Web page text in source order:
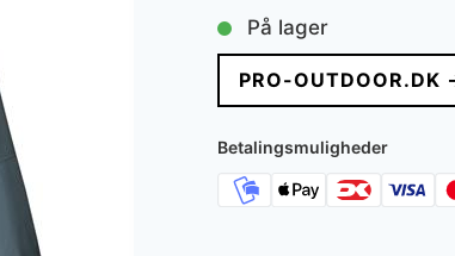
pris
var:
1.200 kr..
er:
På lager
PRO-OUTDOOR.DK
Betalingsmuligheder